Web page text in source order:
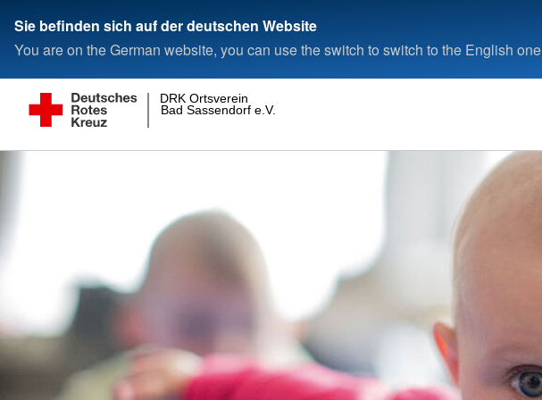
Sie befinden sich auf der deutschen Website
You are on the German website, you can use the switch to switch to the English one
Bad Sassendorf e.V.
DRK Ortsverein